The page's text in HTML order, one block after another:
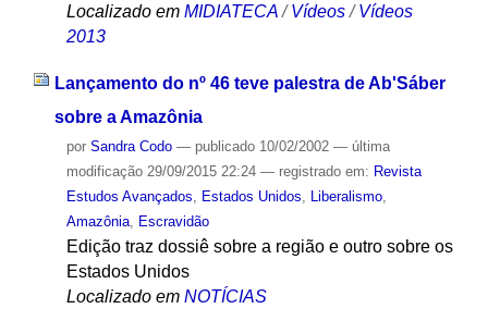
Localizado em MIDIATECA /Vídeos /Vídeos
2013
Lançamento do nº 46 teve palestra de Ab'Sáber
sobre a Amazônia
por Sandra Codo — publicado10/02/2002 — última
modificação29/09/2015 22:24 — registrado em: Revista
Estudos Avançados
Estados Unidos Liberalismo,
Amazônia, Escravidão
Edição traz dossiê sobre a região e outro sobre os
Estados Unidos
Localizado em NOTÍCIAS